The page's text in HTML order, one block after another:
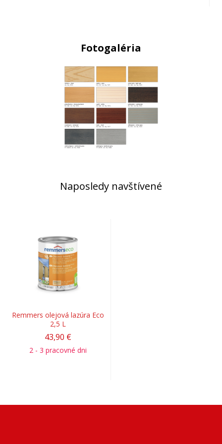
Fotogaléria
Naposledy navštívené
Remmers olejová lazúra Eco
2,5 L
43,90 €
2 - 3 pracovné dni